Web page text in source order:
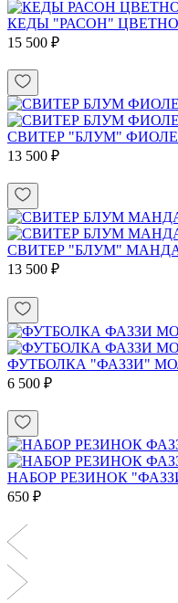
КЕДЫ "РАСОН"
15 500 ₽
СВИТЕР "БЛУМ"
13 500 ₽
СВИТЕР "БЛУМ"
13 500 ₽
ФУТБОЛКА "ФАЗЗИ"
6 500 ₽
НАБОР РЕЗИНОК
650 ₽